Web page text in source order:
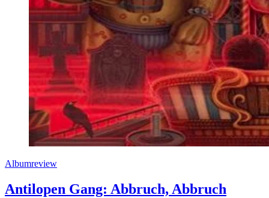
Albumreview
Antilopen Gang: Abbruch, Abbruch